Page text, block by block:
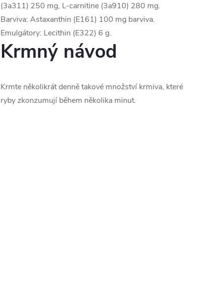
(3a311) 250 mg, L-carnitine (3a910) 280 mg.
Barviva: Astaxanthin (E161) 100 mg barviva.
Emulgátory: Lecithin (E322) 6 g.
Krmný návod
Krmte několikrát denně takové množství krmiva, které
ryby zkonzumují během několika minut.